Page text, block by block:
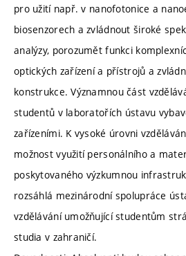
pro užití např. v nanofotonice a
biosenzorech a zvládnout široké
analýzy, porozumět funkci
optických zařízení a přístrojů a
konstrukce. Významnou část
studentů v laboratořích ústavu
zařízeními. K vysoké úrovni
možnost využití personálního a
poskytovaného výzkumnou
rozsáhlá mezinárodní spolupráce
vzdělávání umožňující studentům
studia v zahraničí.